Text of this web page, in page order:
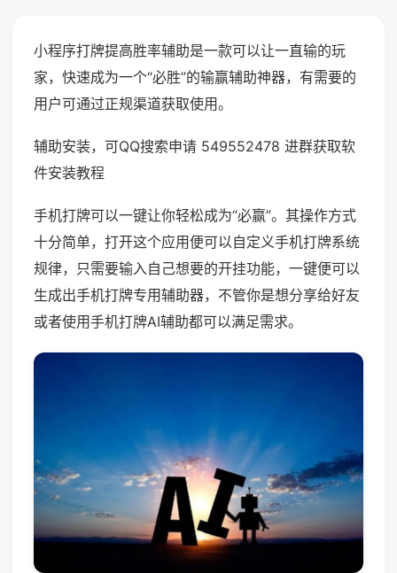
小程序打牌提高胜率辅助是一款可以让一直输的玩
家，快速成为一个“必胜”的输赢辅助神器，有需要的
用户可通过正规渠道获取使用。
辅助安装，可QQ搜索申请 549552478 进群获取软
件安装教程
手机打牌可以一键让你轻松成为“必赢”。其操作方式
十分简单，打开这个应用便可以自定义手机打牌系统
规律，只需要输入自己想要的开挂功能，一键便可以
生成出手机打牌专用辅助器，不管你是想分享给好友
或者使用手机打牌AI辅助都可以满足需求。